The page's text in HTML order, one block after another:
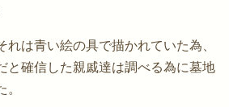
は青い絵の具で描かれていた為、
と確信した親戚達は調べる為に墓地